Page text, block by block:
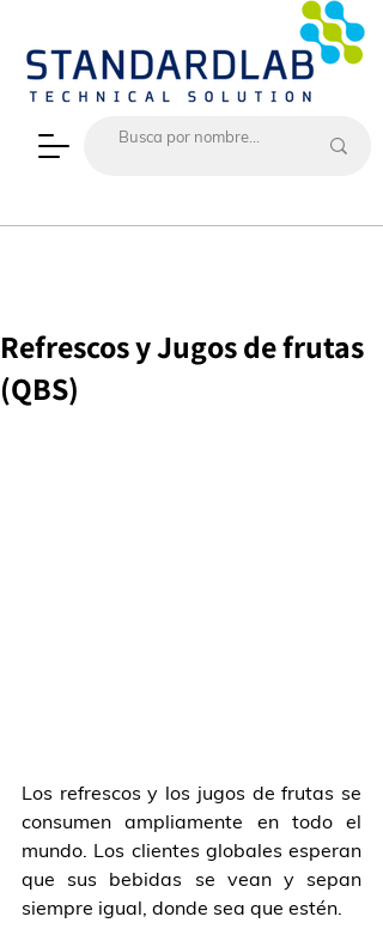
Refrescos y Jugos de frutas
(QBS)
Los refrescos y los jugos de frutas se
consumen ampliamente en todo el
mundo. Los clientes globales esperan
que sus bebidas se vean y sepan
siempre igual, donde sea que estén.